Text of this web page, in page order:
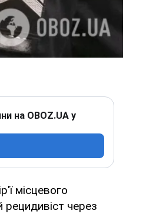
на OBOZ.UA у
місцевого
рецидивіст через